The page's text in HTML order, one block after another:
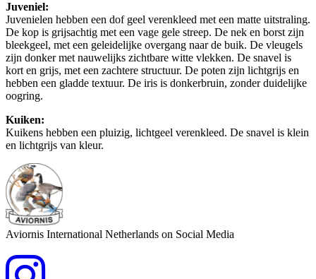
Juveniel:
Juvenielen hebben een dof geel verenkleed met een matte uitstraling.
De kop is grijsachtig met een vage gele streep. De nek en borst zijn
bleekgeel, met een geleidelijke overgang naar de buik. De vleugels
zijn donker met nauwelijks zichtbare witte vlekken. De snavel is
kort en grijs, met een zachtere structuur. De poten zijn lichtgrijs en
hebben een gladde textuur. De iris is donkerbruin, zonder duidelijke
oogring.
Kuiken:
Kuikens hebben een pluizig, lichtgeel verenkleed. De snavel is klein
en lichtgrijs van kleur.
Aviornis International Netherlands on Social Media